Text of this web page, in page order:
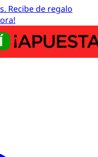
Recibe de regalo